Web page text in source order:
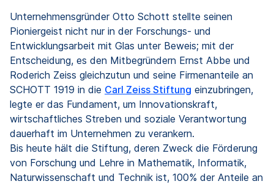
Unternehmensgründer Otto Schott stellte seinen
Pioniergeist nicht nur in der Forschungs- und
Entwicklungsarbeit mit Glas unter Beweis; mit der
Entscheidung, es den Mitbegründern Ernst Abbe und
Roderich Zeiss gleichzutun und seine Firmenanteile an
SCHOTT 1919 in die Carl Zeiss Stiftung einzubringen,
legte er das Fundament, um Innovationskraft,
wirtschaftliches Streben und soziale Verantwortung
dauerhaft im Unternehmen zu verankern.
Bis heute hält die Stiftung, deren Zweck die Förderung
von Forschung und Lehre in Mathematik, Informatik,
Naturwissenschaft und Technik ist, 100% der Anteile an